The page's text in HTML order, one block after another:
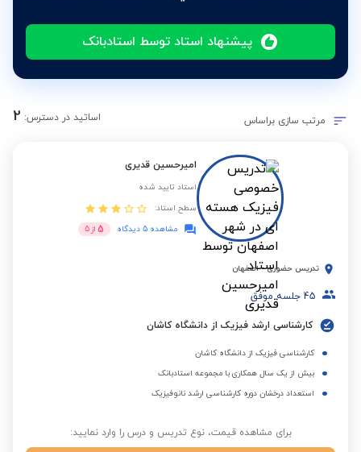
پیشنهاد استاد توسط استادبانک
مرتب سازی براساس اساتید در دسترس: 2
امیرحسین قدیری
استاد تایید شده
سطح استاد:
مشاهده 5 دیدگاه
5 از 5
تدریس حضوری - اصفهان
45 جلسه موفق
کارشناسی ارشد فیزیک از دانشگاه کاشان
کارشناسی فیزیک از دانشگاه کاشان
بیش از یک سال همکاری با مجموعه استادبانک
استعداد درخشان دوره کارشناسی ارشد نانوفیزیک
برای مشاهده قیمت، نوع تدریس و درس را وارد نمایید: